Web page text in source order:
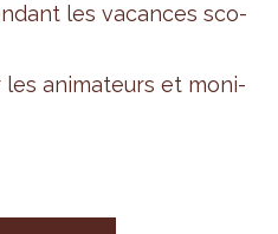
les vacances sco­
ani­ma­teurs et moni­